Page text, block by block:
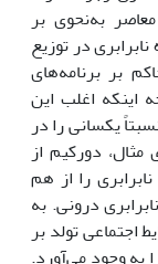
به‌نحوی بر
در توزیع
بر برنامه‌های
اینکه اغلب این
یکسانی را در
دورکیم از
را از هم
درونی. به
اجتماعی تولد بر
به وجود می‌آورد.